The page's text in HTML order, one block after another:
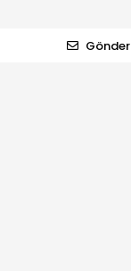
Gönder